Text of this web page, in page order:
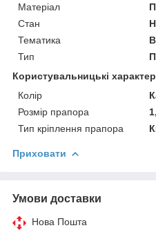
Матеріал
Стан
Тематика
Тип
Користувальницькі
Колір
Розмір прапора
Тип кріплення прапора
Приховати
Умови доставки
Нова Пошта